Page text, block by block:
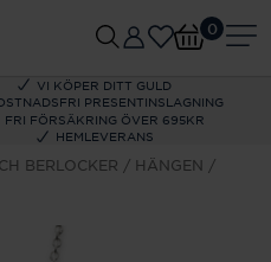
VI KÖPER DITT GULD
PRESENTINSLAGNING
FRI FÖRSÄKRING ÖVER 695KR
HEMLEVERANS
0
BERLOCKER
HÄNGEN